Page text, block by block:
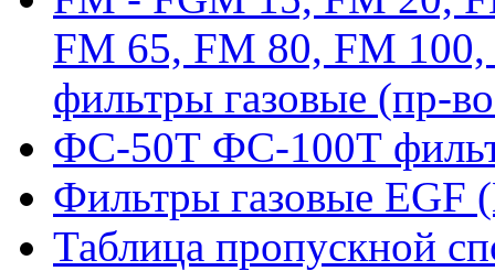
FM 65, FM 80, FM
фильтры газовые (пр-
ФС-50Т ФС-100Т
Фильтры газовые EGF
Таблица пропускной